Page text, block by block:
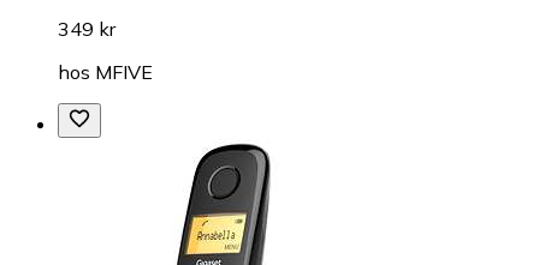
349 kr
hos MFIVE